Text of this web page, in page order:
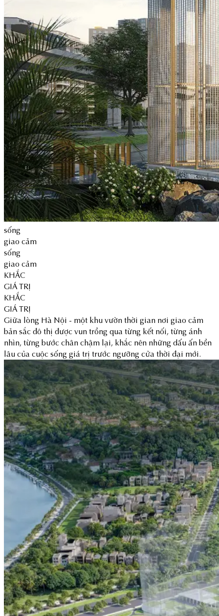
sống
giao cảm
sống
giao cảm
KHẮC
GIÁ TRỊ
KHẮC
GIÁ TRỊ
Giữa lòng Hà Nội - một khu vườn thời gian nơi giao cảm
bản sắc đô thị được vun trồng qua từng kết nối, từng ánh
nhìn, từng bước chân chậm lại, khắc nên những dấu ấn bền
lâu của cuộc sống giá trị trước ngưỡng cửa thời đại mới.